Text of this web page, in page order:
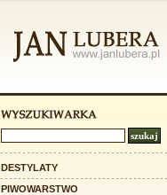
DESTYLATY
PIWOWARSTWO